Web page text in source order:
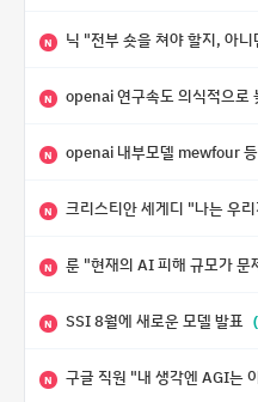
N 닉 "전부 숏을 쳐야 할지, 아니면 특이점이 오
N openai 연구속도 의식적으로
N openai 내부모델 mewfour
N 크리스티안 세게디 "나는 우리가 "Fuck!!"
N 룬 "현재의 AI 피해 규모가 문제가 아니라, 자기복제·탈출·확산이 가능한 지
N SSI 8월에 새로운 모델 발표
N 구글 직원 "내 생각엔 AGI는